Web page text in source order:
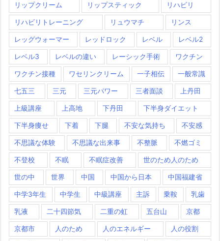
リップクリーム リップスティック リハビリ
リハビリトレーニング リュウマチ リンス
レッグウォーマー レッドロック レベル レベル2
レベル3 レベルの違い レーシック手術 ワクチン
ワクチン接種 ワセリンクリーム 一子相伝 一般常識
七五三 三元 三元パワー 三者面談 上丹田
上級講座 上高地 下丹田 下半身ダイエット
下半身痩せ 下着 下腿 不安な気持ち 不安感
不思議な体験 不思議な出来事 不整脈 不燃ゴミ
不登校 不眠 不眠症改善 世のため人のため
世の中 世界 中国 中国から日本 中国福建省
中学3年生 中学生 中級講座 主訴 乗鞍 乳歯
乳液 二十四節気 二重の虹 五台山 京都
京都市 人のため 人のエネルギー 人の役割